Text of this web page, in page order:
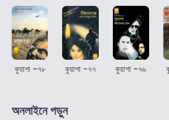
কুয়াশা -৭৮ কুয়াশা -৭৭ কুয়াশা -৭৬
অনলাইনে পড়ুন